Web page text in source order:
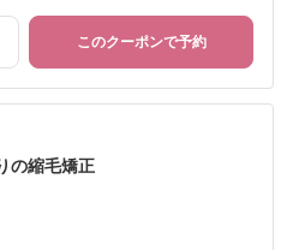
このクーポンで予約
の縮毛矯正